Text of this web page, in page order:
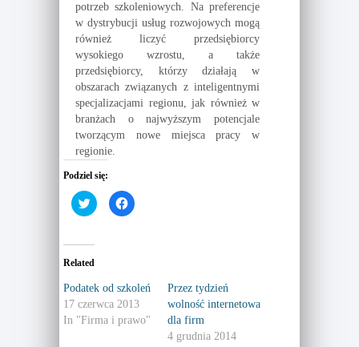
potrzeb szkoleniowych. Na preferencje
w dystrybucji usług rozwojowych mogą
również liczyć przedsiębiorcy
wysokiego wzrostu, a także
przedsiębiorcy, którzy działają w
obszarach związanych z inteligentnymi
specjalizacjami regionu, jak również w
branżach o najwyższym potencjale
tworzącym nowe miejsca pracy w
regionie.
Podziel się:
C
l
t
o
s
a
e
o
n
C
l
a
r
e
o
n
Related
Podatek od szkoleń
17 czerwca 2013
In "Firma i prawo"
Przez tydzień
wolność internetowa
dla firm
4 grudnia 2014